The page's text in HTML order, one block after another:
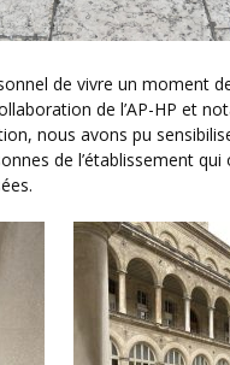
de l’AP-HP et
nous avons pu
de l’établissement